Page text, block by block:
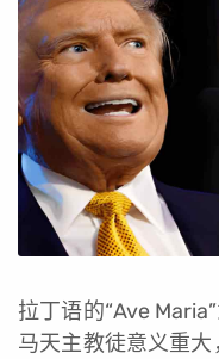
拉丁语的“Ave
马天主教徒意义重